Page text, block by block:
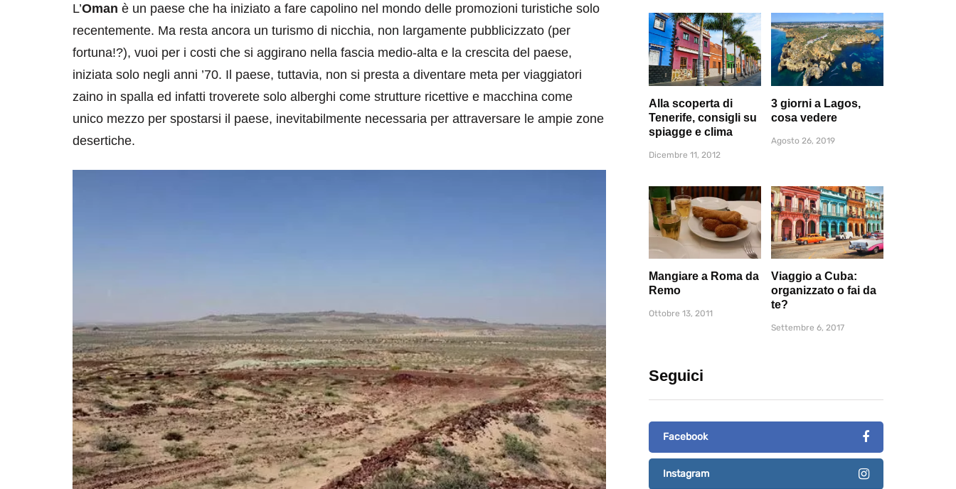
L’Oman è un paese che ha iniziato a fare capolino nel mondo delle promozioni turistiche solo
recentemente. Ma resta ancora un turismo di nicchia, non largamente pubblicizzato (per
fortuna!?), vuoi per i costi che si aggirano nella fascia medio-alta e la crescita del paese,
iniziata solo negli anni ’70. Il paese, tuttavia, non si presta a diventare meta per viaggiatori
zaino in spalla ed infatti troverete solo alberghi come strutture ricettive e macchina come
unico mezzo per spostarsi il paese, inevitabilmente necessaria per attraversare le ampie zone
desertiche.
Alla scoperta di
Tenerife, consigli su
spiagge e clima
Dicembre 11, 2012
3 giorni a Lagos,
cosa vedere
Agosto 26, 2019
Mangiare a Roma da
Remo
Ottobre 13, 2011
Viaggio a Cuba:
organizzato o fai da
te?
Settembre 6, 2017
Seguici
Facebook
Instagram